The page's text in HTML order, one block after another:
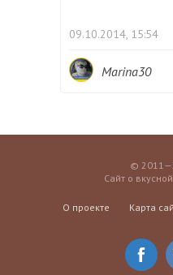
09.10.2014, 15:54
Marina30
©
Сайт о
О проекте Карта